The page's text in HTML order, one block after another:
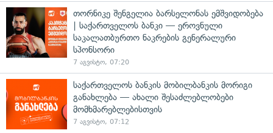
თორნიკე შენგელია ბარსელონას ემშვიდობება
| საქართველოს ბანკი — ეროვნული
საკალათბურთო ნაკრების გენერალური
სპონსორი
7 აგვისტო, 07:20
საქართველოს ბანკის მობილბანკის მორიგი
განახლება — ახალი შესაძლებლობები
მომხმარებლებისთვის
7 აგვისტო, 07:12